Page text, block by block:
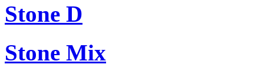
Stone D
Stone Mix